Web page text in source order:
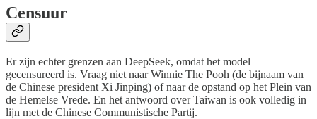
Censuur
Er zijn echter grenzen aan DeepSeek, omdat het model
gecensureerd is. Vraag niet naar Winnie The Pooh (de bijnaam van
de Chinese president Xi Jinping) of naar de opstand op het Plein van
de Hemelse Vrede. En het antwoord over Taiwan is ook volledig in
lijn met de Chinese Communistische Partij.